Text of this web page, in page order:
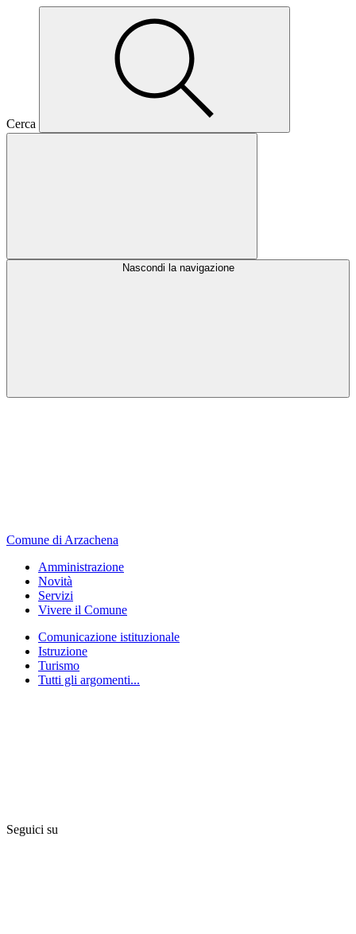
Cerca
Nascondi la navigazione
Comune di Arzachena
Amministrazione
Novità
Servizi
Vivere il Comune
Comunicazione istituzionale
Istruzione
Turismo
Tutti gli argomenti...
Seguici su